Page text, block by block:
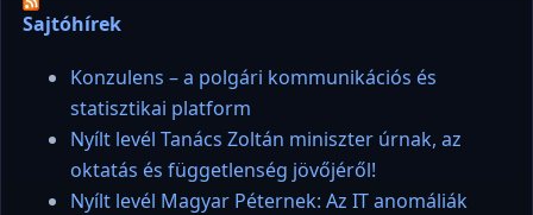
Sajtóhírek
Konzulens – a polgári kommunikációs és
statisztikai platform
Nyílt levél Tanács Zoltán miniszter úrnak, az
oktatás és függetlenség jövőjéről!
Nyílt levél Magyar Péternek: Az IT anomáliák